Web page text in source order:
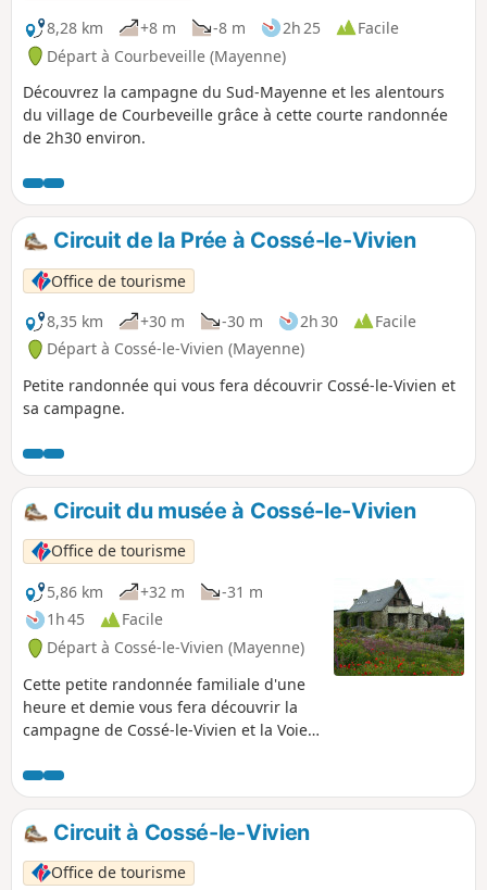
8,28 km
+8 m -8 m 2h 25
Facile
Départ à Courbeveille (Mayenne)
Découvrez la campagne du Sud-Mayenne et les alentours
du village de Courbeveille grâce à cette courte randonnée
de 2h30 environ.
Circuit de la Prée à Cossé-le-Vivien
Office de tourisme
8,35 km
+30 m -30 m 2h 30
Facile
Départ à Cossé-le-Vivien (Mayenne)
Petite randonnée qui vous fera découvrir Cossé-le-Vivien et
sa campagne.
Circuit du musée à Cossé-le-Vivien
Office de tourisme
5,86 km
+32 m
-31 m
1h 45
Facile
Départ à Cossé-le-Vivien (Mayenne)
Cette petite randonnée familiale d'une
heure et demie vous fera découvrir la
campagne de Cossé-le-Vivien et la Voie
l'étonnant musée Robert Tatin.
Circuit à Cossé-le-Vivien
Office de tourisme